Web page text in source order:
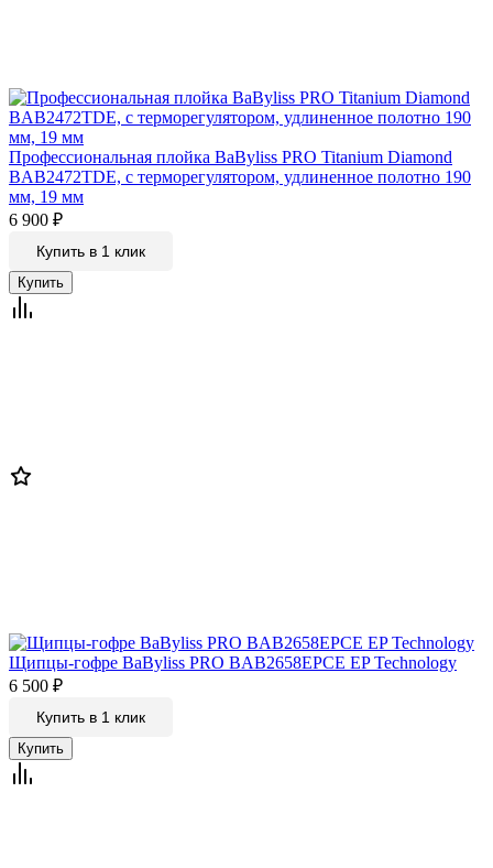
Профессиональная плойка BaByliss PRO Titanium Diamond
BAB2472TDE, с терморегулятором, удлиненное полотно 190
мм, 19 мм
6 900 ₽
Купить в 1 клик
Щипцы-гофре BaByliss PRO BAB2658EPCE EP Technology
6 500 ₽
Купить в 1 клик